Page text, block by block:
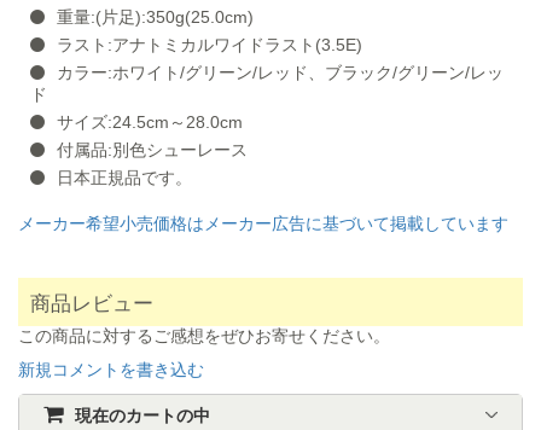
重量:(片足):350g(25.0cm)
ラスト:アナトミカルワイドラスト(3.5E)
カラー:ホワイト/グリーン/レッド、ブラック/グリーン/レッ
ド
サイズ:24.5cm～28.0cm
付属品:別色シューレース
日本正規品です。
メーカー希望小売価格はメーカー広告に基づいて掲載しています
商品レビュー
この商品に対するご感想をぜひお寄せください。
新規コメントを書き込む
現在のカートの中